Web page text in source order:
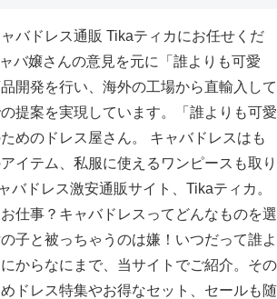
バドレス通販 Tikaティカにお任せくだ
バ嬢さんの意見を元に「誰よりも可愛
開発を行い、海外の工場から直輸入して
提案を実現しています。「誰よりも可愛
めのドレス屋さん。 キャバドレスはも
イテム、私服に使えるワンピースも取り
バドレス激安通販サイト、Tikaティカ。
仕事？キャバドレスってどんなものを選
子と被っちゃうのは嫌！いつだって誰よ
からなにまで、当サイトでご紹介。その
ドレス特集やお得なセット、セールも随